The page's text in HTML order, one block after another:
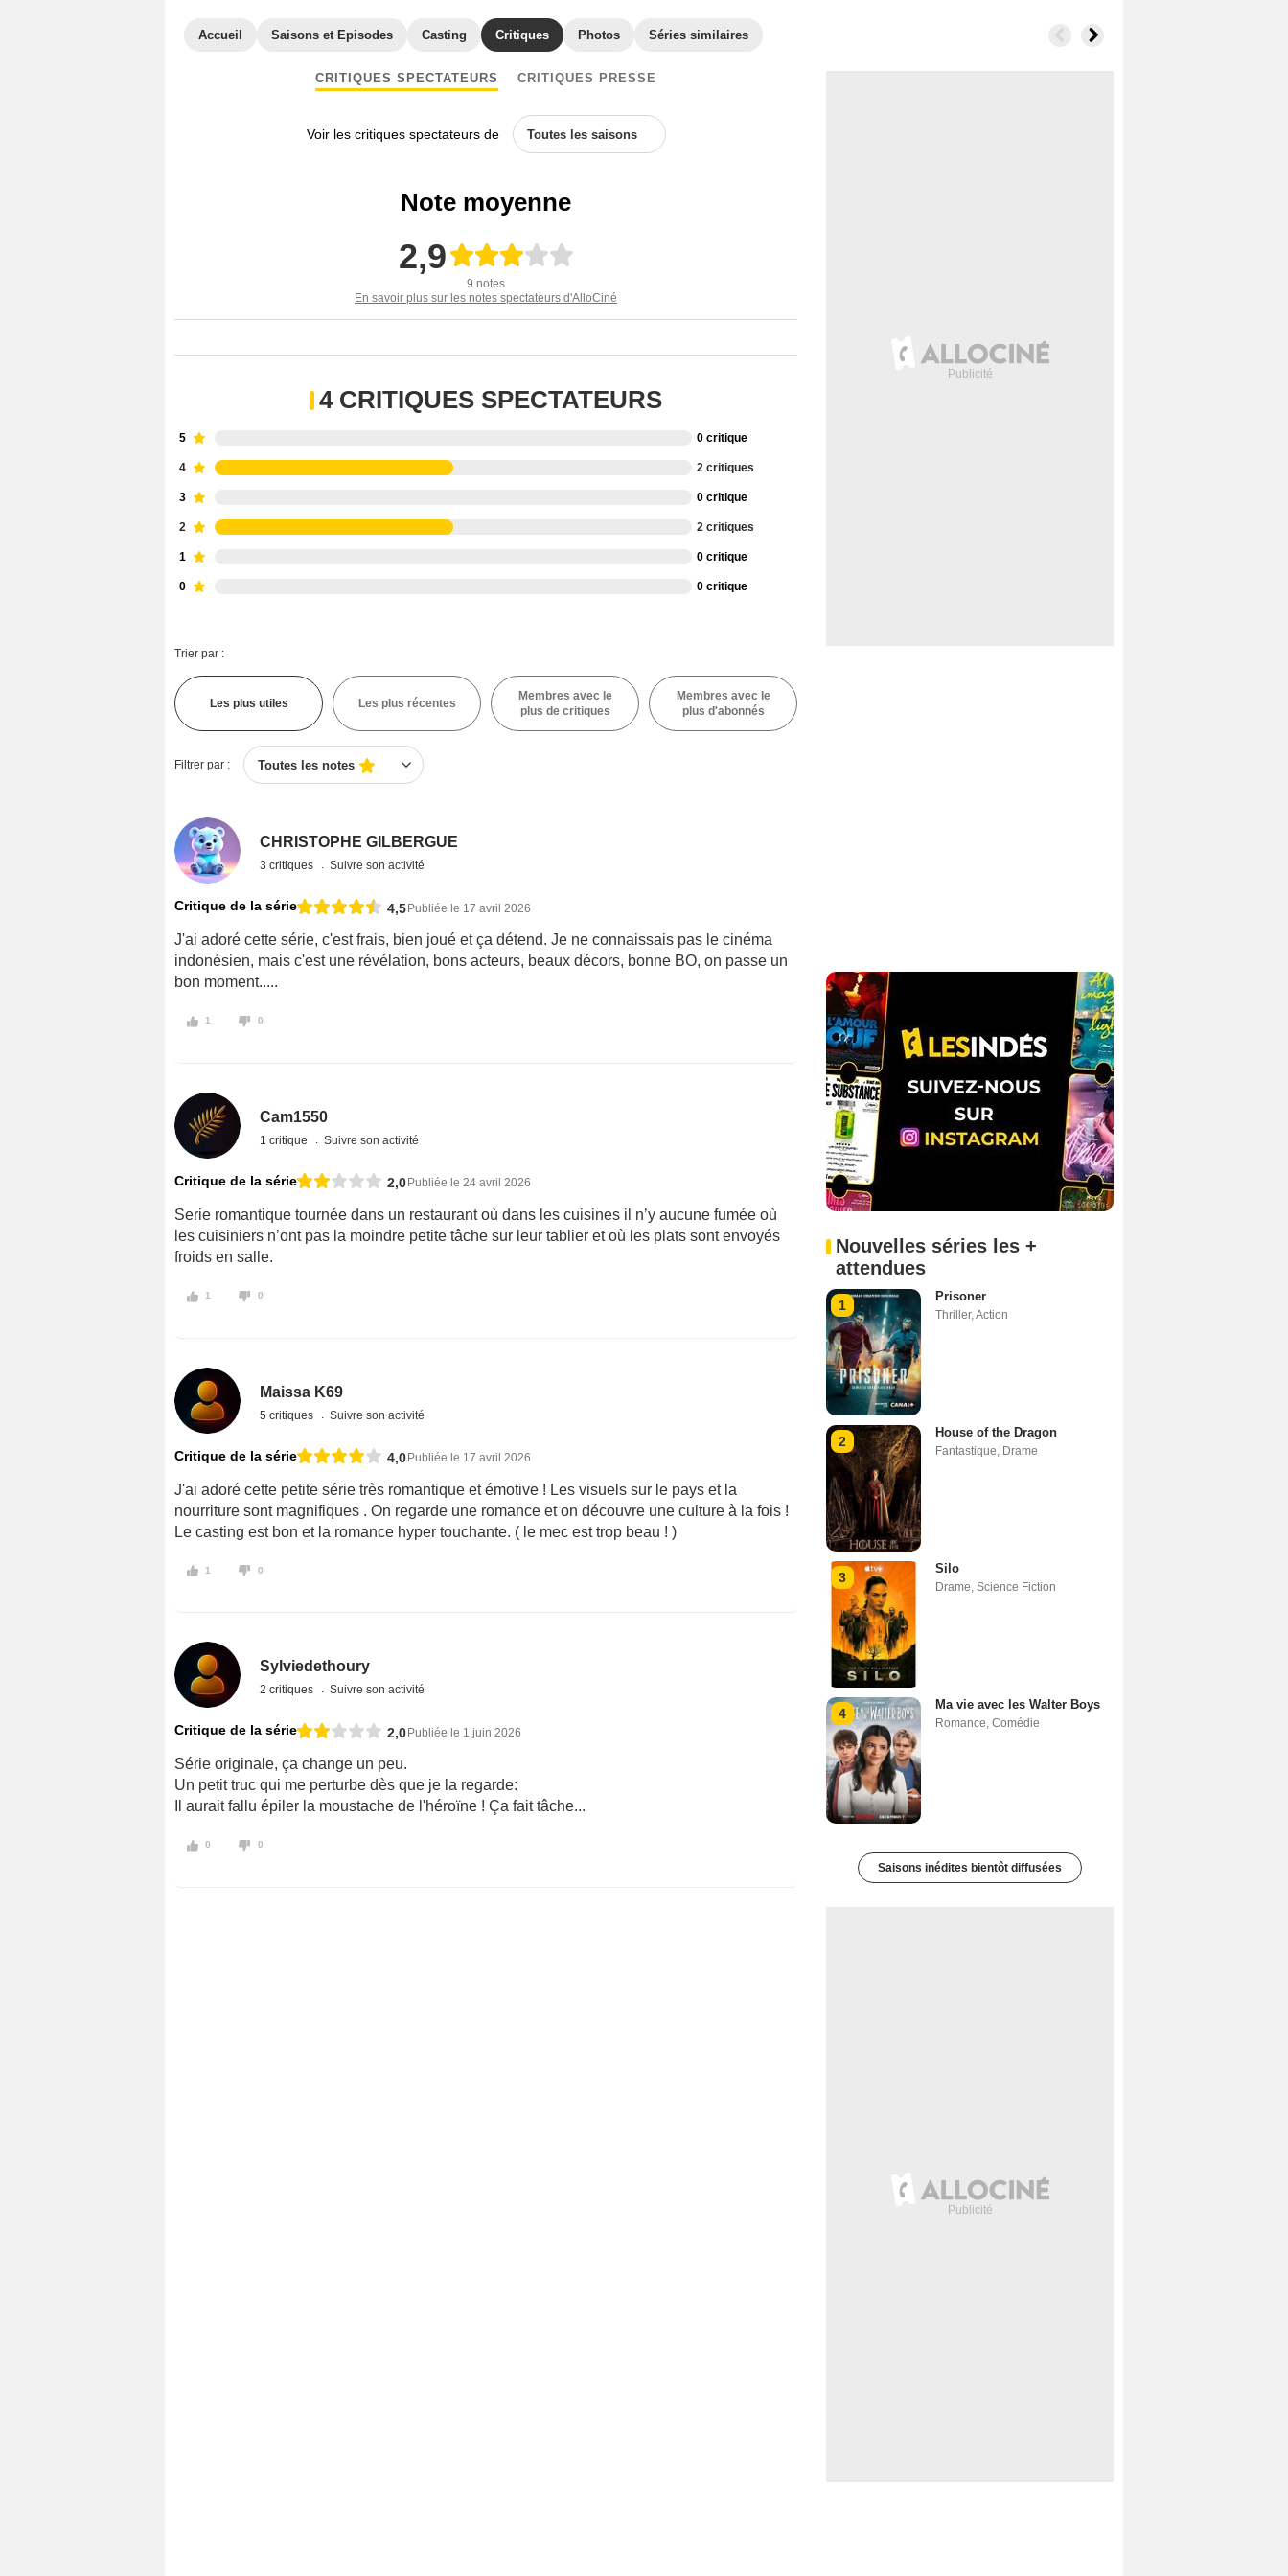
Accueil Saisons et Episodes Casting Critiques Photos Séries similaires
CRITIQUES SPECTATEURS CRITIQUES PRESSE
Voir les critiques spectateurs de Toutes les saisons
Note moyenne
2,9
9 notes
En savoir plus sur les notes spectateurs d'AlloCiné
4 CRITIQUES SPECTATEURS
5 0 critique
4 2 critiques
3 0 critique
2 2 critiques
1 0 critique
0 0 critique
Trier par :
Les plus utiles Les plus récentes
Membres avec le
plus de critiques
Membres avec le
plus d'abonnés
Filtrer par : Toutes les notes
CHRISTOPHE GILBERGUE
3 critiques Suivre son activité
Critique de la série 4,5Publiée le 17 avril 2026
J'ai adoré cette série, c'est frais, bien joué et ça détend. Je ne connaissais pas le cinéma
indonésien, mais c'est une révélation, bons acteurs, beaux décors, bonne BO, on passe un
bon moment.....
1 0
Cam1550
1 critique Suivre son activité
Critique de la série 2,0 Publiée le 24 avril 2026
Serie romantique tournée dans un restaurant où dans les cuisines il n’y aucune fumée où
les cuisiniers n’ont pas la moindre petite tâche sur leur tablier et où les plats sont envoyés
froids en salle.
1 0
Maissa K69
5 critiques Suivre son activité
Critique de la série 4,0 Publiée le 17 avril 2026
J'ai adoré cette petite série très romantique et émotive ! Les visuels sur le pays et la
nourriture sont magnifiques . On regarde une romance et on découvre une culture à la fois !
Le casting est bon et la romance hyper touchante. ( le mec est trop beau ! )
1 0
Sylviedethoury
2 critiques Suivre son activité
Critique de la série 2,0 Publiée le 1 juin 2026
Série originale, ça change un peu.
Un petit truc qui me perturbe dès que je la regarde:
Il aurait fallu épiler la moustache de l'héroïne ! Ça fait tâche...
0 0
Nouvelles séries les +
attendues
1
Prisoner
Thriller,Action
2
House of the Dragon
Fantastique, Drame
3
Silo
Drame, Science Fiction
4
Ma vie avec les Walter Boys
Romance, Comédie
Saisons inédites bientôt diffusées